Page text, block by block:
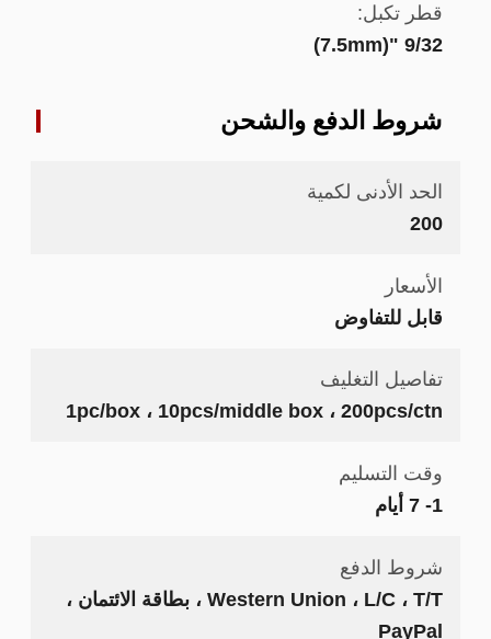
قطر تكبل:
9/32 "(7.5mm)
شروط الدفع والشحن
الحد الأدنى لكمية
200
الأسعار
قابل للتفاوض
تفاصيل التغليف
1pc/box ، 10pcs/middle box ، 200pcs/ctn
وقت التسليم
1- 7 أيام
شروط الدفع
Western Union ، L/C ، T/T ، بطاقة الائتمان ،
PayPal